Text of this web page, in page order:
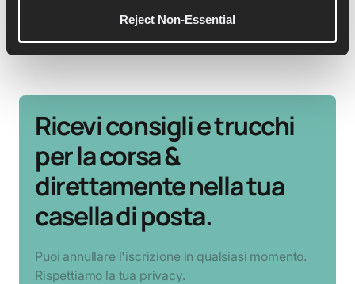
Reject Non-Essential
Ricevi consigli e trucchi
per la corsa &
direttamente nella tua
casella di posta.
Puoi annullare l'iscrizione in qualsiasi momento.
Rispettiamo la tua privacy.